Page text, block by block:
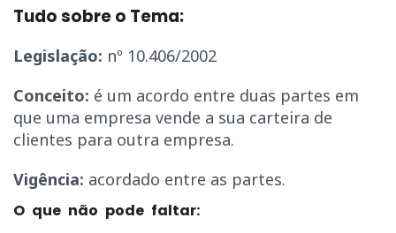
Tudo sobre o Tema:
Legislação: nº 10.406/2002
Conceito: é um acordo entre duas partes em
que uma empresa vende a sua carteira de
clientes para outra empresa.
Vigência: acordado entre as partes.
O que não pode faltar: